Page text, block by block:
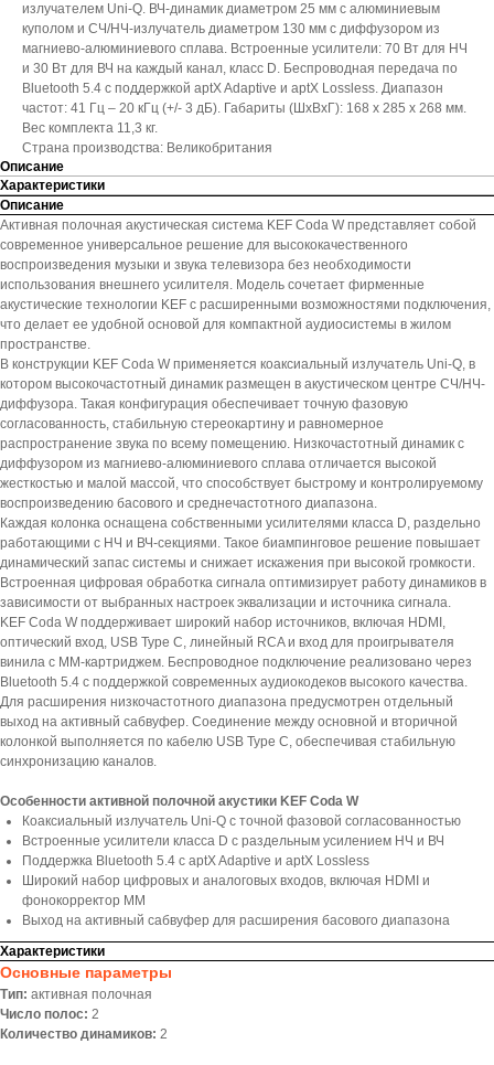
излучателем Uni-Q. ВЧ-динамик диаметром 25 мм с алюминиевым
куполом и СЧ/НЧ-излучатель диаметром 130 мм с диффузором из
магниево-алюминиевого сплава. Встроенные усилители: 70 Вт для НЧ
и 30 Вт для ВЧ на каждый канал, класс D. Беспроводная передача по
Bluetooth 5.4 с поддержкой aptX Adaptive и aptX Lossless. Диапазон
частот: 41 Гц – 20 кГц (+/- 3 дБ). Габариты (ШхВхГ): 168 х 285 х 268 мм.
Вес комплекта 11,3 кг.
Страна производства: Великобритания
Описание
Характеристики
Описание
Активная полочная акустическая система KEF Coda W представляет собой
современное универсальное решение для высококачественного
воспроизведения музыки и звука телевизора без необходимости
использования внешнего усилителя. Модель сочетает фирменные
акустические технологии KEF с расширенными возможностями подключения,
что делает ее удобной основой для компактной аудиосистемы в жилом
пространстве.
В конструкции KEF Coda W применяется коаксиальный излучатель Uni-Q, в
котором высокочастотный динамик размещен в акустическом центре СЧ/НЧ-
диффузора. Такая конфигурация обеспечивает точную фазовую
согласованность, стабильную стереокартину и равномерное
распространение звука по всему помещению. Низкочастотный динамик с
диффузором из магниево-алюминиевого сплава отличается высокой
жесткостью и малой массой, что способствует быстрому и контролируемому
воспроизведению басового и среднечастотного диапазона.
Каждая колонка оснащена собственными усилителями класса D, раздельно
работающими с НЧ и ВЧ-секциями. Такое биампинговое решение повышает
динамический запас системы и снижает искажения при высокой громкости.
Встроенная цифровая обработка сигнала оптимизирует работу динамиков в
зависимости от выбранных настроек эквализации и источника сигнала.
KEF Coda W поддерживает широкий набор источников, включая HDMI,
оптический вход, USB Type C, линейный RCA и вход для проигрывателя
винила с MM-картриджем. Беспроводное подключение реализовано через
Bluetooth 5.4 с поддержкой современных аудиокодеков высокого качества.
Для расширения низкочастотного диапазона предусмотрен отдельный
выход на активный сабвуфер. Соединение между основной и вторичной
колонкой выполняется по кабелю USB Type C, обеспечивая стабильную
синхронизацию каналов.
Особенности активной полочной акустики KEF Coda W
Коаксиальный излучатель Uni-Q с точной фазовой согласованностью
Встроенные усилители класса D с раздельным усилением НЧ и ВЧ
Поддержка Bluetooth 5.4 с aptX Adaptive и aptX Lossless
Широкий набор цифровых и аналоговых входов, включая HDMI и
фонокорректор MM
Выход на активный сабвуфер для расширения басового диапазона
Характеристики
Основные параметры
Тип: активная полочная
Число полос: 2
Количество динамиков: 2